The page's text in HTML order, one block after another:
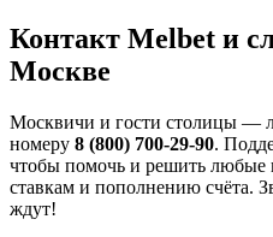
Контакт Melbet и
Москве
Москвичи и гости столицы —
номеру 8 (800) 700-29-90.
чтобы помочь и решить любые
ставкам и пополнению счёта.
ждут!